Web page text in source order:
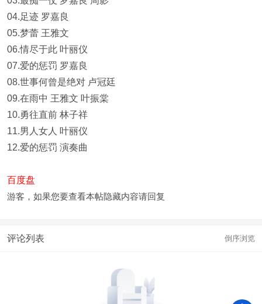
04.足迹 罗嘉良
05.梦蕾 王雅文
06.情尽于此 叶丽仪
07.爱的惩罚 罗嘉良
08.世事何曾是绝对 卢冠廷
09.在雨中 王雅文 叶振棠
10.勇往直前 林子祥
11.男人女人 叶丽仪
12.爱的惩罚 演奏曲
百度盘
游客，如果您要查看本帖隐藏内容请回复
评论列表 倒序浏览